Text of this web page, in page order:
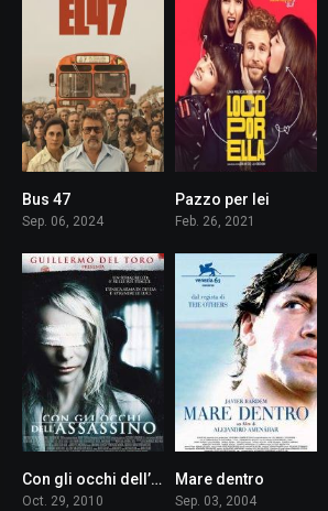
Bus 47
Sep. 06, 2024
Pazzo per lei
Feb. 26, 2021
6.7Con gli occhi dell’assassino
Oct. 29, 2010
Mare dentro
Sep. 03, 2004